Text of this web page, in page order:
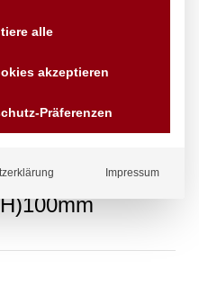
1/3, 4L,
alle
akzeptieren
Präferenzen
Impressum